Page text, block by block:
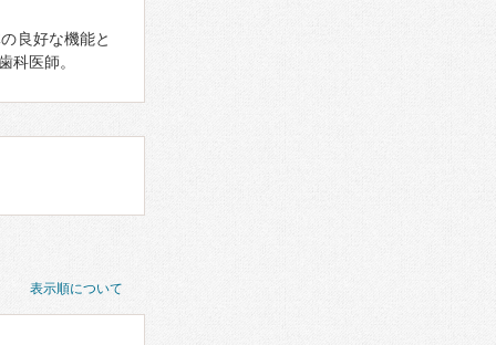
良好な機能と
科医師。
表示順について